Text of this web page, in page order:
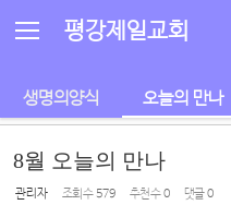
평강제일교회
생명의양식 오늘의 만나
8월 오늘의 만나
관리자 조회 수 579 추천 수0 댓글0